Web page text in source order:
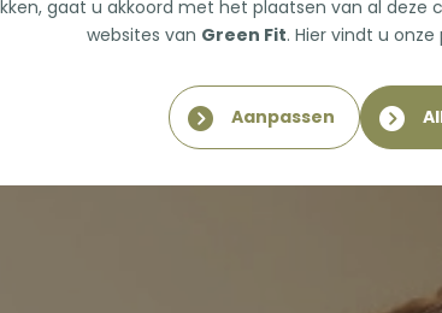
gaat u akkoord met het plaatsen van al deze
websites van Green Fit. Hier vindt u onze
Aanpassen